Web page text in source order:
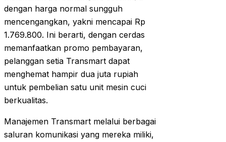
dengan harga normal sungguh
mencengangkan, yakni mencapai Rp
1.769.800. Ini berarti, dengan cerdas
memanfaatkan promo pembayaran,
pelanggan setia Transmart dapat
menghemat hampir dua juta rupiah
untuk pembelian satu unit mesin cuci
berkualitas.
Manajemen Transmart melalui berbagai
saluran komunikasi yang mereka miliki,